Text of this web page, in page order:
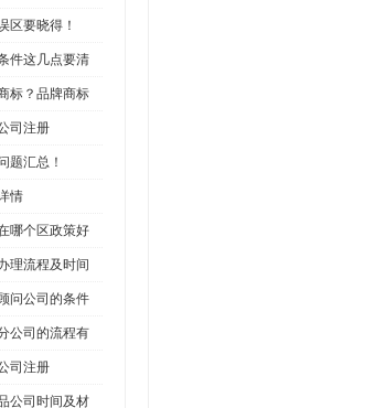
区要晓得！
件这几点要清
标？品牌商标
司注册
题汇总！
情
哪个区政策好
理流程及时间
问公司的条件
公司的流程有
司注册
公司时间及材